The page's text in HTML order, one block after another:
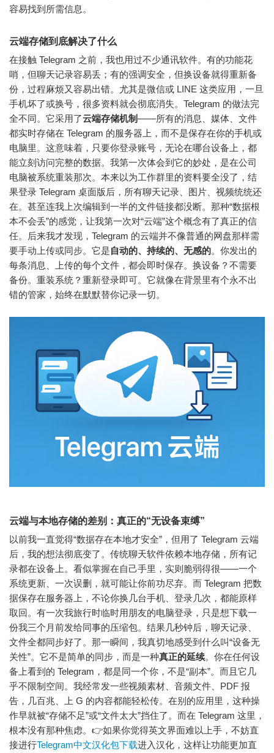
容易找到所需信息。
云端存储到底解决了什么
在接触 Telegram 之前，我也用过不少通讯软件。有的功能花
哨，但聊天记录容易丢；有的强调安全，但换设备就得重新备
份，过程麻烦又容易出错。尤其是微信或 LINE 这类应用，一旦
手机坏了或换号，很多资料就会彻底消失。Telegram 的做法完
全不同。它采用了云端存储机制——所有的消息、媒体、文件
都实时存储在 Telegram 的服务器上，而不是保存在你的手机或
电脑里。这意味着，只要你登录账号，无论在哪台设备上，都
能立刻访问完整的数据。我第一次体会到它的妙处，是在公司
电脑被系统重装那次。本来以为工作群里的资料要全没了，结
果登录 Telegram 桌面版后，所有聊天记录、图片、视频统统还
在。甚至连我上次编辑到一半的文件链接都没断。那种“数据根
本不会丢”的感觉，让我第一次对“云端”这个概念有了真正的信
任。后来我才发现，Telegram 的云端并不像普通的网盘那样需
要手动上传或同步。它是自动的、持续的、无感的。你发出的
每条消息、上传的每个文件，都会即时保存。换设备？不需要
备份。重装系统？重新登录即可。它就像在背景里有个永不出
错的管家，始终在默默替你记录一切。
云端与本地存储的差别：真正的“无设备束缚”
以前我一直觉得“数据存在本地才安全”，但用了 Telegram 云端
后，我的想法彻底变了。传统聊天软件依赖本地存储，所有记
录都在设备上。看似掌握在自己手里，实则脆弱得很——一个
系统更新、一次误删，就可能让你前功尽弃。而 Telegram 把数
据保存在服务器上，不论你换几台手机、登录几次，都能原样
取回。有一次我旅行时临时用朋友的电脑登录，只是想下载一
份我三个月前发给同事的压缩包。结果几秒钟后，聊天记录、
文件全都同步好了。那一瞬间，我真切地感受到什么叫“设备无
关性”。它不是简单的同步，而是一种真正的延续。你在任何设
备上看到的 Telegram，都是同一个你，不是“副本”。而且它几
乎不限制空间。我经常发一些视频素材、音频文件、PDF 报
告，几百兆、上 G 的内容都能轻松传。在别的应用里，这种操
作早就被“存储不足”或“文件太大”挡住了。而在 Telegram 这里，
根本没有那种焦虑。👉如果你觉得英文界面难以上手，不妨直
接进行Telegram中文汉化包下载进入汉化，这样让功能更加直